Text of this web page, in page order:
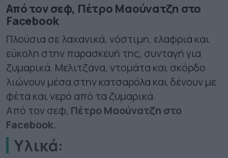
Από τον σεφ, Πέτρο Μαούνατζη στο
Facebook
Πλούσια σε λαχανικά, νόστιμη, ελαφριά και
εύκολη στην παρασκευή της, συνταγή για
ζυμαρικά. Μελιτζάνα, ντομάτα και σκόρδο
λιώνουν μέσα στην κατσαρόλα και δένουν με
φέτα και νερό από τα ζυμαρικά.
Από τον σεφ, Πέτρο Μαούνατζη στο
Facebook.
Υλικά: